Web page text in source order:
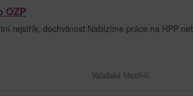
OZP
rejstřík, dochvilnost Nabízíme práce na HPP
Valašské Meziříčí